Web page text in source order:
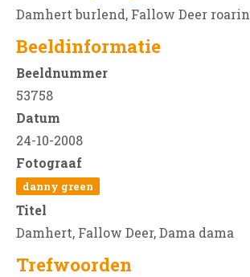
Damhert burlend, Fallow Deer
Beeldinformatie
Beeldnummer
53758
Datum
24-10-2008
Fotograaf
danny green
Titel
Damhert, Fallow Deer, Dama dama
Trefwoorden